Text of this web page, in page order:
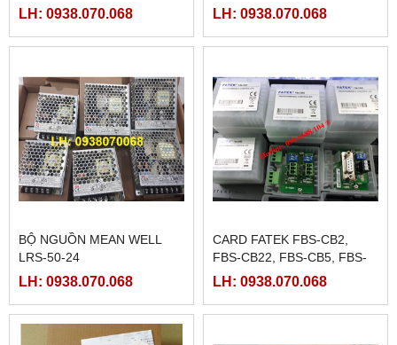
LH: 0938.070.068 LH: 0938.070.068
BỘ NGUỒN MEAN WELL
LRS-50-24
LH: 0938.070.068
CARD FATEK FBS-CB2,
FBS-CB22, FBS-CB5, FBS-
CB25, FBS-CB55
LH: 0938.070.068